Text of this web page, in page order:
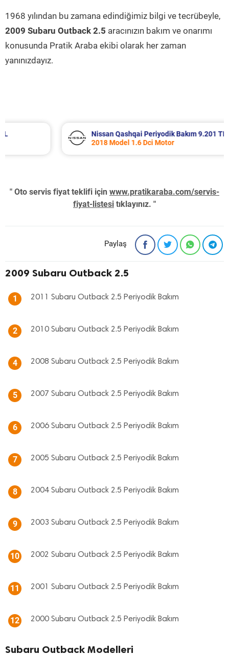
1968 yılından bu zamana edindiğimiz bilgi ve tecrübeyle,
2009 Subaru Outback 2.5 aracınızın bakım ve onarımı
konusunda Pratik Araba ekibi olarak her zaman
yanınızdayız.
Nissan Qashqai Periyodik Bakım 9.201 TL
2018 Model 1.6 Dci Motor
" Oto servis fiyat teklifi için www.pratikaraba.com/servis-
fiyat-listesi tıklayınız. "
Paylaş
2009 Subaru Outback 2.5
1 2011 Subaru Outback 2.5 Periyodik Bakım
2 2010 Subaru Outback 2.5 Periyodik Bakım
4 2008 Subaru Outback 2.5 Periyodik Bakım
5 2007 Subaru Outback 2.5 Periyodik Bakım
6 2006 Subaru Outback 2.5 Periyodik Bakım
7 2005 Subaru Outback 2.5 Periyodik Bakım
8 2004 Subaru Outback 2.5 Periyodik Bakım
9 2003 Subaru Outback 2.5 Periyodik Bakım
10 2002 Subaru Outback 2.5 Periyodik Bakım
11 2001 Subaru Outback 2.5 Periyodik Bakım
12 2000 Subaru Outback 2.5 Periyodik Bakım
Subaru Outback Modelleri